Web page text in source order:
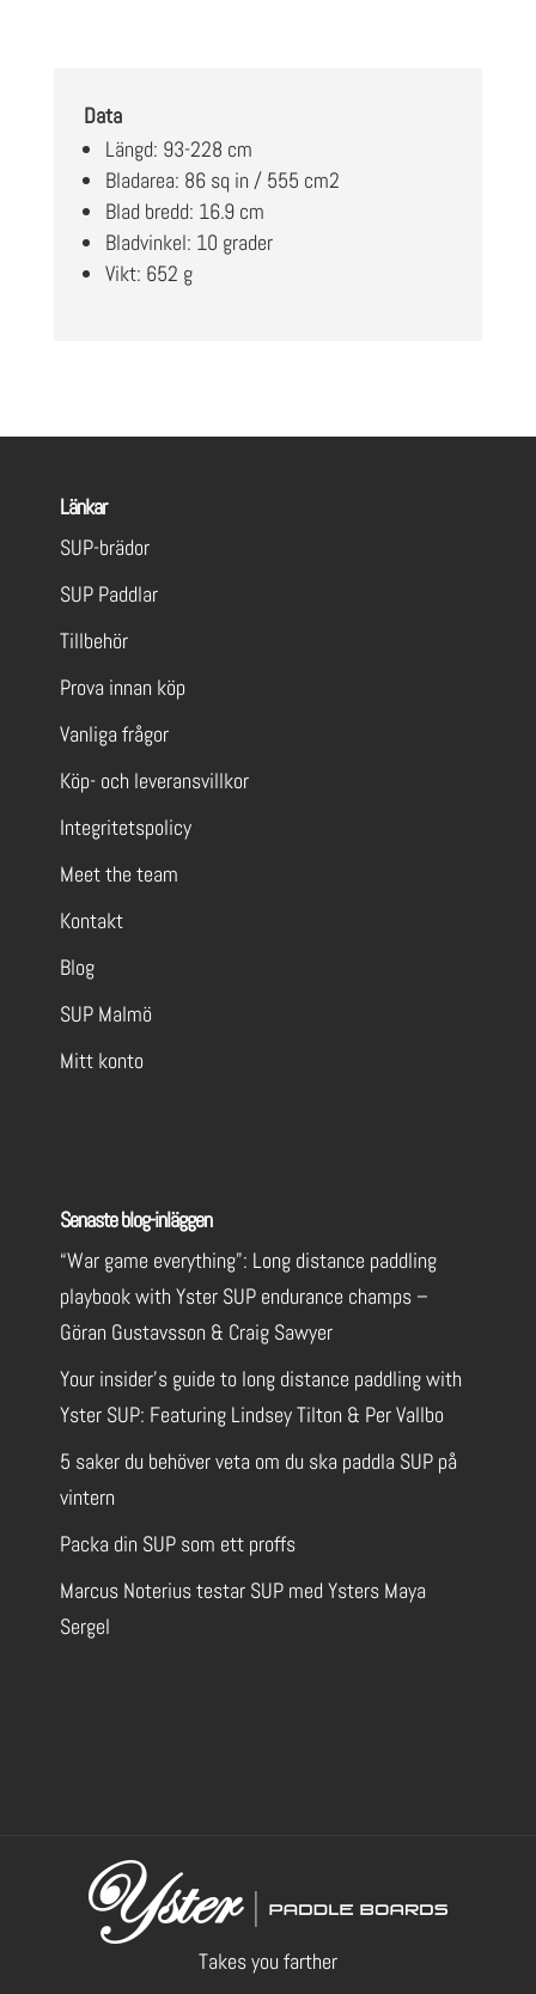
Data
Längd: 93-228 cm
Bladarea: 86 sq in / 555 cm2
Blad bredd: 16.9 cm
Bladvinkel: 10 grader
Vikt: 652 g
Länkar
SUP-brädor
SUP Paddlar
Tillbehör
Prova innan köp
Vanliga frågor
Köp- och leveransvillkor
Integritetspolicy
Meet the team
Kontakt
Blog
SUP Malmö
Mitt konto
Senaste blog-inläggen
“War game everything”: Long distance paddling
playbook with Yster SUP endurance champs –
Göran Gustavsson & Craig Sawyer
Your insider’s guide to long distance paddling with
Yster SUP: Featuring Lindsey Tilton & Per Vallbo
5 saker du behöver veta om du ska paddla SUP på
vintern
Packa din SUP som ett proffs
Marcus Noterius testar SUP med Ysters Maya
Sergel
Takes you farther